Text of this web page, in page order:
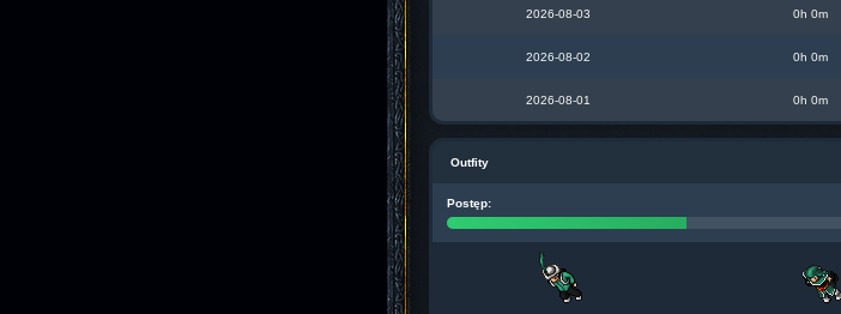
2026-08-03 0h 0m
2026-08-02 0h 0m
2026-08-01 0h 0m
Outfity
Postęp: